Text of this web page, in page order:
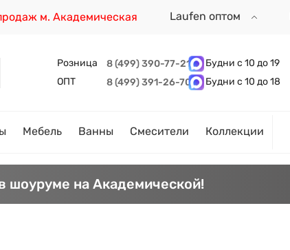
м. Академическая Laufen оптом
Розница 8 (499) 390-77-21
Будни с 10 до 19
ОПТ
8 (499) 391-26-70 Будни с 10 до 18
Мебель Ванны Смесители Коллекции
шоуруме на Академической!